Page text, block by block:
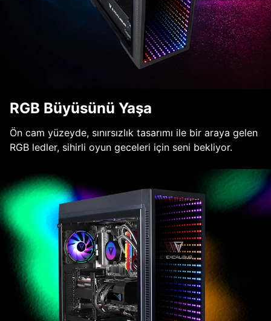
RGB Büyüsünü Yaşa
Ön cam yüzeyde, sınırsızlık tasarımı ile bir araya gelen
RGB ledler, sihirli oyun geceleri için seni bekliyor.